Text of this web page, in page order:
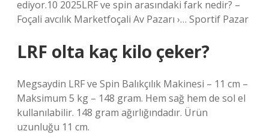
ediyor.10 2025LRF ve spin arasındaki fark nedir? –
Foçali avcılık Marketfoçali Av Pazarı ›… Sportif Pazar
LRF olta kaç kilo çeker?
Megsaydin LRF ve Spin Balıkçılık Makinesi – 11 cm –
Maksimum 5 kg – 148 gram. Hem sağ hem de sol el
kullanılabilir. 148 gram ağırlığındadır. Ürün
uzunluğu 11 cm.